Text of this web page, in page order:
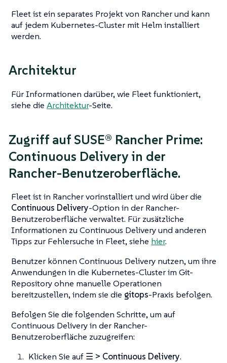
Fleet ist ein separates Projekt von Rancher und kann
auf jedem Kubernetes-Cluster mit Helm installiert
werden.
Architektur
Für Informationen darüber, wie Fleet funktioniert,
siehe die Architektur-Seite.
Zugriff auf SUSE® Rancher Prime:
Continuous Delivery in der
Rancher-Benutzeroberfläche.
Fleet ist in Rancher vorinstalliert und wird über die
Continuous Delivery-Option in der Rancher-
Benutzeroberfläche verwaltet. Für zusätzliche
Informationen zu Continuous Delivery und anderen
Tipps zur Fehlersuche in Fleet, siehe hier.
Benutzer können Continuous Delivery nutzen, um ihre
Anwendungen in die Kubernetes-Cluster im Git-
Repository ohne manuelle Operationen
bereitzustellen, indem sie die gitops-Praxis befolgen.
Befolgen Sie die folgenden Schritte, um auf
Continuous Delivery in der Rancher-
Benutzeroberfläche zuzugreifen:
Klicken Sie auf ☰ > Continuous Delivery.